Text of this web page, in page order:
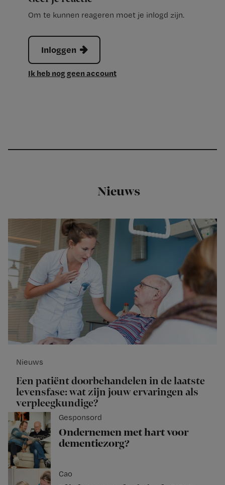
Om te kunnen reageren moet je inlogd zijn.
Inloggen
Ik heb nog geen account
Nieuws
Nieuws
Een patiënt doorbehandelen in de laatste
levensfase: wat zijn jouw ervaringen als
verpleegkundige?
Gesponsord
Ondernemen met hart voor
dementiezorg?
Cao